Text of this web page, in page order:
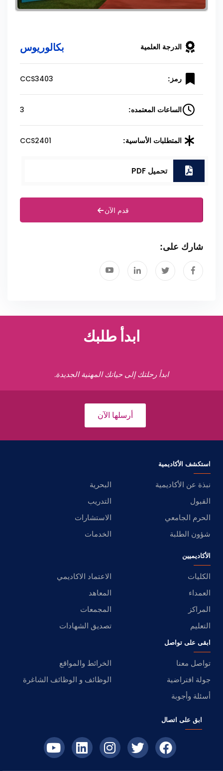
الدرجة العلمية بكالوريوس
رمز: CCS3403
الساعات المعتمده: 3
المتطلبات الأساسية: CCS2401
تحميل PDF
قدم الآن
شارك على:
ابدأ طلبك
ابدأ رحلتك إلى حياتك المهنية الجديدة.
أرسلها الآن
استكشف الأكاديمية
نبذة عن الأكاديمية
البحرية
القبول
التدريب
الحرم الجامعي
الاستشارات
شؤون الطلبة
الخدمات
الأكاديميين
الكليات
الاعتماد الاكاديمي
العمداء
المعاهد
المراكز
المجمعات
التعليم
تصديق الشهادات
ابقى على تواصل
تواصل معنا
الخرائط والمواقع
جولة افتراضية
الوظائف و الوظائف الشاغرة
أسئلة وأجوبة
ابق على اتصال